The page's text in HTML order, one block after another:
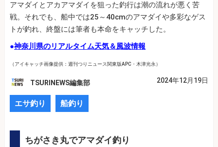
アマダイとアカアマダイを狙った釣行は潮の流れが悪く苦
戦。それでも、船中では25～40cmのアマダイや多彩なゲス
トが釣れ、終盤には筆者も本命をキャッチした。
●神奈川県のリアルタイム天気＆風波情報
（アイキャッチ画像提供：週刊つりニュース関東版APC・木津光永）
TSURINEWS編集部 2024年12月19日
エサ釣り 船釣り
ちがさき丸でアマダイ釣り